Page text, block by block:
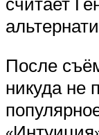
После
никуда не